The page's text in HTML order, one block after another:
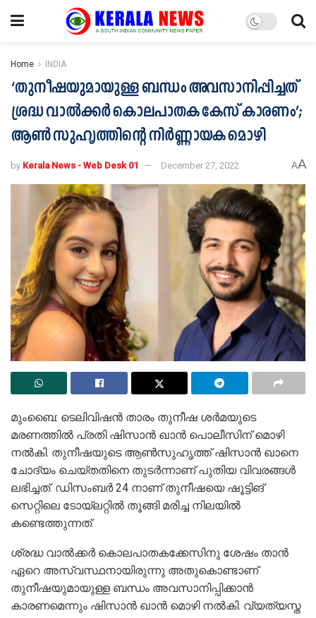
Home INDIA
‘തുനീഷയുമായുള്ള ബന്ധം അവസാനിപ്പിച്ചത്
ശ്രദ്ധ വാല്‍ക്കര്‍ കൊലപാതക കേസ് കാരണം’;
ആണ്‍ സുഹൃത്തിന്റെ നിര്‍ണ്ണായക മൊഴി
by Kerala News - Web Desk 01 December 27, 2022 AA
മുംബൈ: ടെലിവിഷന്‍ താരം തുനീഷ ശര്‍മയുടെ
മരണത്തില്‍ പ്രതി ഷിസാന്‍ ഖാന്‍ പൊലീസിന് മൊഴി
നല്‍കി. തുനീഷയുടെ ആണ്‍സുഹൃത്ത് ഷിസാന്‍ ഖാനെ
ചോദ്യം ചെയ്തതിനെ തുടര്‍ന്നാണ് പുതിയ വിവരങ്ങള്‍
ലഭിച്ചത്. ഡിസംബര്‍ 24 നാണ് തുനീഷയെ ഷൂട്ടിങ്
സെറ്റിലെ ടോയ്‌ലറ്റില്‍ തൂങ്ങി മരിച്ച നിലയില്‍
കണ്ടെത്തുന്നത്.
ശ്രദ്ധ വാല്‍ക്കര്‍ കൊലപാതകക്കേസിനു ശേഷം താന്‍
ഏറെ അസ്വസ്ഥനായിരുന്നു അതുകൊണ്ടാണ്
തുനീഷയുമായുള്ള ബന്ധം അവസാനിപ്പിക്കാന്‍
കാരണമെന്നും ഷിസാന്‍ ഖാന്‍ മൊഴി നല്‍കി. വ്യത്യസ്ത